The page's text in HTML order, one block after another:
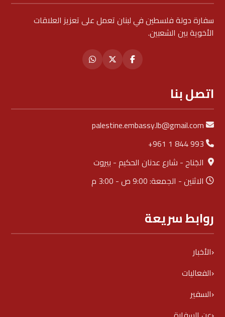
سفارة دولة فلسطين في لبنان تعمل على تعزيز العلاقات
الأخوية بين الشعبين.
اتصل بنا
palestine.embassy.lb@gmail.com
+961 1 844 993
الجَناح - شارع عدنان الحكيم - بيروت
الاثنين - الجمعة: 9:00 ص - 3:00 م
روابط سريعة
الأخبار
الفعاليات
السفير